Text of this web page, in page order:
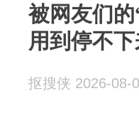
被网友们
用到停不
抠搜侠 2026-08-